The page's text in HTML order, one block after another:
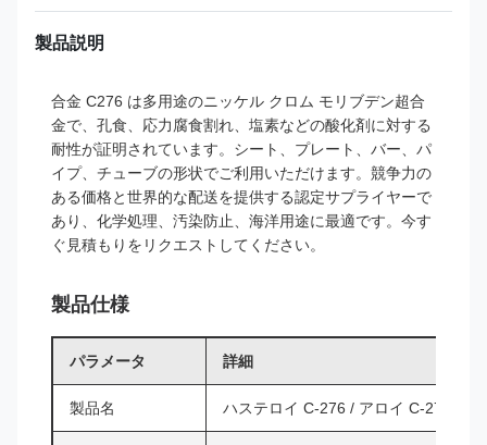
製品説明
合金 C276 は多用途のニッケル クロム モリブデン超合
金で、孔食、応力腐食割れ、塩素などの酸化剤に対する
耐性が証明されています。シート、プレート、バー、パ
イプ、チューブの形状でご利用いただけます。競争力の
ある価格と世界的な配送を提供する認定サプライヤーで
あり、化学処理、汚染防止、海洋用途に最適です。今す
ぐ見積もりをリクエストしてください。
製品仕様
パラメータ 詳細
製品名 ハステロイ C-276 / アロイ C-276 /